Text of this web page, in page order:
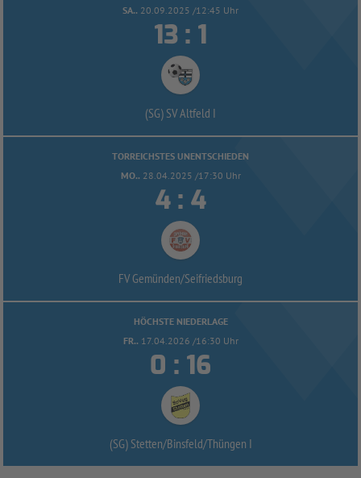
SA.. 20.09.2025 /12:45 Uhr
 : 
(SG) SV Altfeld I
TORREICHSTES UNENTSCHIEDEN
MO.. 28.04.2025 /17:30 Uhr
 : 
FV Gemünden/Seifriedsburg
HÖCHSTE NIEDERLAGE
FR.. 17.04.2026 /16:30 Uhr
 : 
(SG) Stetten/Binsfeld/Thüngen I